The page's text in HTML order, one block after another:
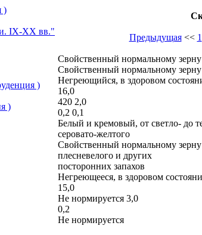
)
IХ-ХХ вв."
)
)
Предыдущая<< 1
Свойственный нормальному зерну
Свойственный нормальному зерну
Негреющийся, в здоровом
16,0
420 2,0
0,2 0,1
Белый и кремовый, от светло- до
серовато-желтого
Свойственный нормальному зерну
плесневелого и других
посторонних запахов
Негреющееся, в здоровом
15,0
Не нормируется 3,0
0,2
Не нормируется